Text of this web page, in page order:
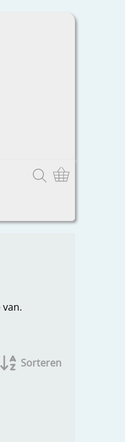
Sorteren